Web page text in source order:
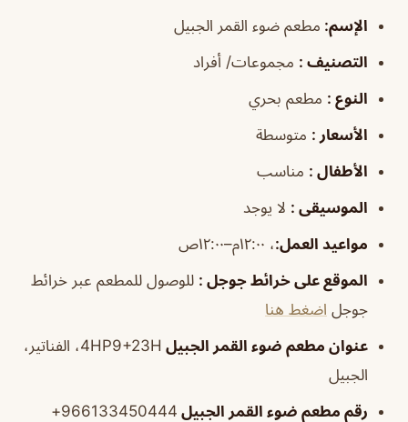
الإسم: مطعم ضوء القمر الجبيل
التصنيف : مجموعات/ أفراد
النوع : مطعم بحري
الأسعار : متوسطة
الأطفال : مناسب
الموسيقى : لا يوجد
مواعيد العمل:، ١٢:٠٠م–١٢:٠٠ص
الموقع على خرائط جوجل : للوصول للمطعم عبر خرائط
جوجل اضغط هنا
عنوان مطعم ضوء القمر الجبيل
4HP9+23H، الفناتير،
الجبيل
رقم مطعم ضوء القمر الجبيل 966133450444+